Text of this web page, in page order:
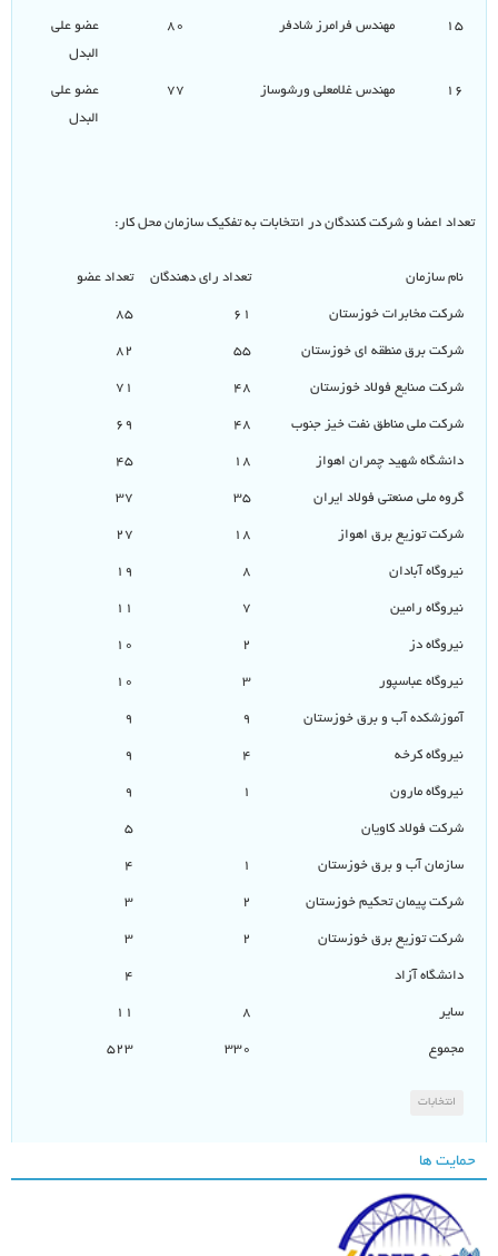
۱۵ مهندس فرامرز شادفر ۸۰
عضو علی
البدل
۱۶ مهندس غلامعلی ورشوساز ۷۷
عضو علی
البدل
تعداد اعضا و شرکت کنندگان در انتخابات به تفکیک سازمان محل کار:
نام سازمان تعداد رای دهندگان تعداد عضو
شرکت مخابرات خوزستان ۶۱ ۸۵
شرکت برق منطقه ای خوزستان ۵۵ ۸۲
شرکت صنایع فولاد خوزستان ۴۸ ۷۱
شرکت ملی مناطق نفت خیز جنوب ۴۸ ۶۹
دانشگاه شهید چمران اهواز ۱۸ ۴۵
گروه ملی صنعتی فولاد ایران ۳۵ ۳۷
شرکت توزیع برق اهواز ۱۸ ۲۷
نیروگاه آبادان ۱۹
نیروگاه رامین ۱۱
نیروگاه دز ۱۰
نیروگاه عباسپور ۱۰
آموزشکده آب و برق خوزستان
نیروگاه کرخه
نیروگاه مارون
شرکت فولاد کاویان
سازمان آب و برق خوزستان
شرکت پیمان تحکیم خوزستان
شرکت توزیع برق خوزستان
دانشگاه آزاد
سایر ۱۱
مجموع ۳۳۰ ۵۲۳
انتخابات
حمایت ها